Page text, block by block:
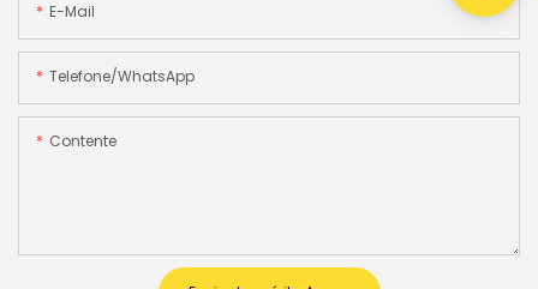
E-Mail
Telefone/WhatsApp
Contente